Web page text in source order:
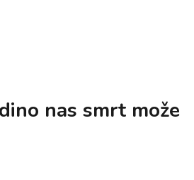
nas smrt može